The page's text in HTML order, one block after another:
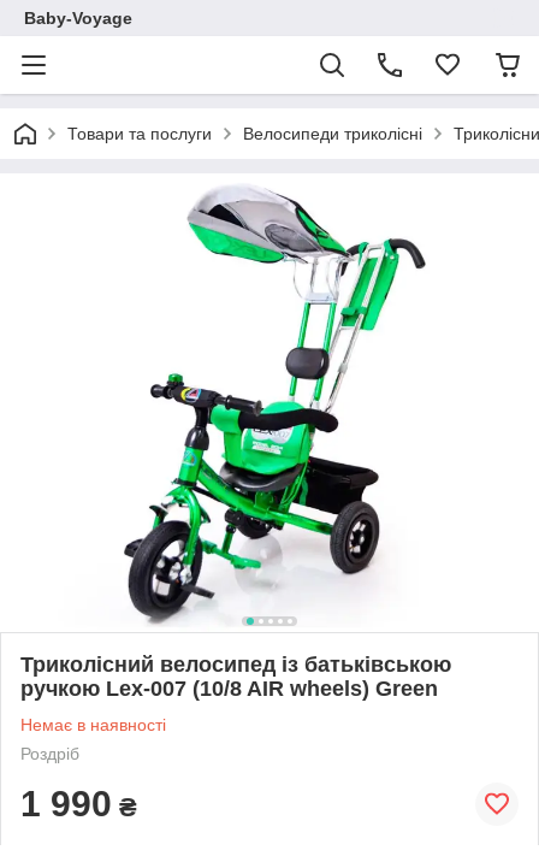
Baby-Voyage
Товари та послуги Велосипеди триколісні
Триколісний велосипед із батьківською
ручкою Lex-007 (10/8 AIR wheels) Green
Немає в наявності
Роздріб
1 990 ₴